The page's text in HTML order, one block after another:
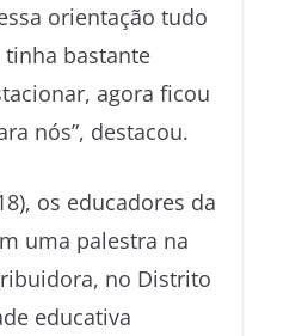
orientação tudo
bastante
agora ficou
nós”, destacou.
os educadores da
uma palestra na
no Distrito
educativa